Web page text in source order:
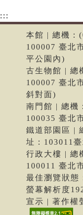
:::
本館 | 總機：
100007 臺北
平公園內)
古生物館 | 總
100007 臺北
斜對面)
南門館 | 總機
100035 臺北
鐵道部園區 |
址：103011
行政大樓 | 總
100011 臺北
最佳瀏覽狀
螢幕解析度
宣示 | 著作權